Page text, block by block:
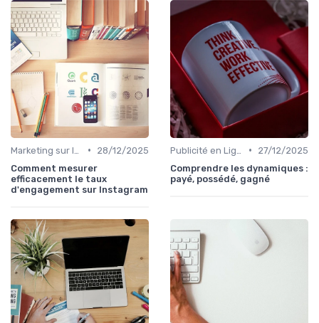
•
28/12/2025
Comment mesurer
efficacement le taux
d'engagement sur Instagram
•
27/12/2025
Comprendre les dynamiques :
payé, possédé, gagné